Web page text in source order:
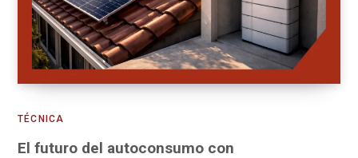
TÉCNICA
El futuro del autoconsumo con